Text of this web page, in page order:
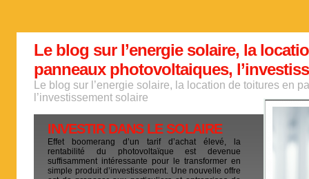
Le blog sur l’energie solaire, la
panneaux photovoltaiques,
Le blog sur l’energie solaire, la location de toitures en
l’investissement solaire
INVESTIR DANS LE SOLAIRE
Effet boomerang d’un tarif d’achat élevé, la
rentabilité du photovoltaïque est devenue
suffisamment intéressante pour le transformer en
simple produit d’investissement. Une nouvelle offre